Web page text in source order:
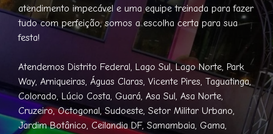
atendimento impecável e uma equipe treinada para fazer
tudo com perfeição, somos a escolha certa para sua
festa!
Atendemos Distrito Federal, Lago Sul, Lago Norte, Park
Way, Arniqueiras, Águas Claras, Vicente Pires, Taguatinga,
Colorado, Lúcio Costa, Guará, Asa Sul, Asa Norte,
Cruzeiro, Octogonal, Sudoeste, Setor Militar Urbano,
Jardim Botânico, Ceilandia DF, Samambaia, Gama,